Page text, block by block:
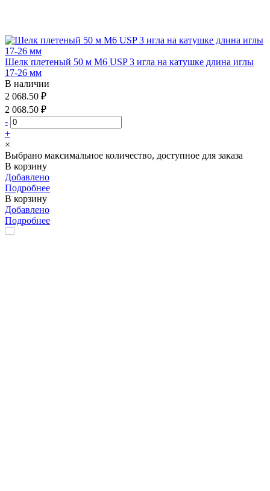
Шелк плетеный 50 м М6 USP 3 игла на катушке длина иглы
17-26 мм
В наличии
2 068.50 ₽
2 068.50 ₽
-
+
×
Выбрано максимальное количество, доступное для заказа
В корзину
Добавлено
Подробнее
В корзину
Добавлено
Подробнее